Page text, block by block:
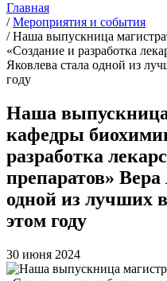
Главная
/Мероприятия и события
/Наша выпускница
«Создание и разработка
Яковлева стала одной из
году
Наша
кафедры
разработка
препаратов»
одной из лучших
этом году
30 июня 2024